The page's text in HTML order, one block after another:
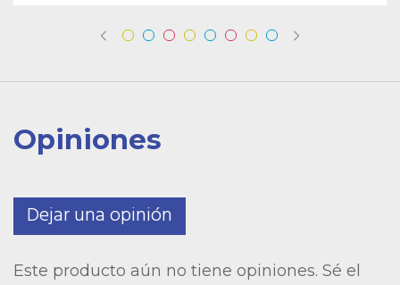
Opiniones
Dejar una opinión
Este producto aún no tiene opiniones. Sé el